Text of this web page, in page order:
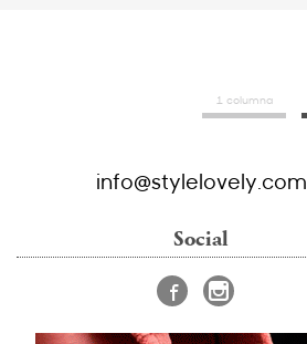
1 columna
info@stylelovely.com
Social